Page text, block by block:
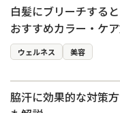
白髪にブリーチする
おすすめカラー・ケ
ウェルネス 美容
脇汗に効果的な対策